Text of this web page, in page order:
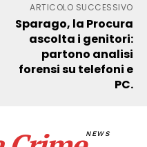
ARTICOLO SUCCESSIVO
Sparago, la Procura
ascolta i genitori:
partono analisi
forensi su telefoni e
PC.
NEWS